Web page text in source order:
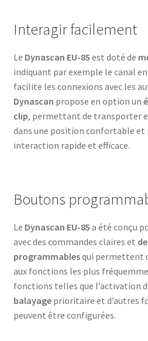
Interagir facilement
Le Dynascan EU-85 est doté de
indiquant par exemple le canal
facilite les connexions avec les
Dynascan propose en option un
clip, permettant de transporter
dans une position confortable et
interaction rapide et efficace.
Boutons
Le Dynascan EU-85 a été conçu
avec des commandes claires et
programmablesqui permettent
aux fonctions les plus
fonctions telles que l’activation
balayageprioritaire et d’autres
peuvent être configurées.